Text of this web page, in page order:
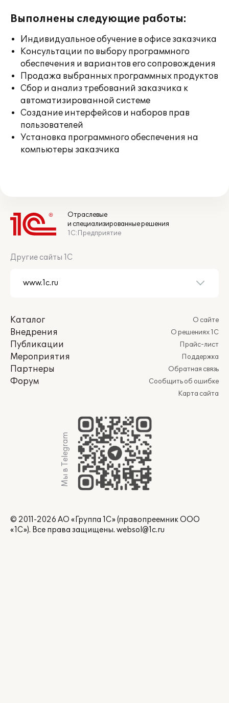
Выполнены следующие работы:
Индивидуальное обучение в офисе заказчика
Консультации по выбору программного
обеспечения и вариантов его сопровождения
Продажа выбранных программных продуктов
Сбор и анализ требований заказчика к
автоматизированной системе
Создание интерфейсов и наборов прав
пользователей
Установка программного обеспечения на
компьютеры заказчика
Отраслевые
и специализированные решения
1С:Предприятие
Другие сайты 1С
Каталог
Внедрения
Публикации
Мероприятия
Партнеры
Форум
О сайте
О решениях 1С
Прайс-лист
Поддержка
Обратная связь
Сообщить об ошибке
Карта сайта
Мы в Telegram
© 2011-2026 АО «Группа 1С» (правопреемник ООО
«1С»). Все права защищены. websol@1c.ru